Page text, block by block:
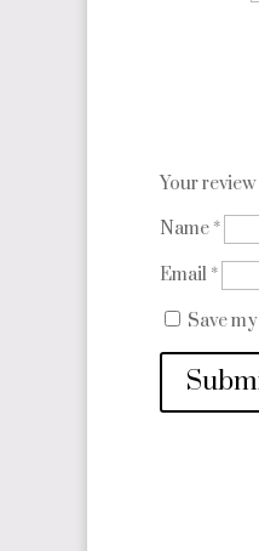
Your review
Name *
Email *
Save